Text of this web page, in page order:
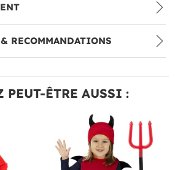
RECOMMANDATIONS
PEUT-ÊTRE AUSSI :